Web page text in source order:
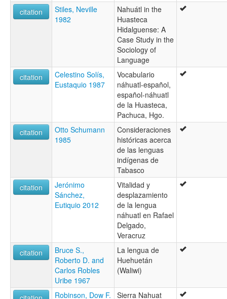
citation
Stiles, Neville
1982
Nahuátl in the
Huasteca
Hidalguense: A
Case Study in the
Sociology of
Language
citation
Celestino Solís,
Eustaquio 1987
Vocabulario
náhuatl-español,
español-náhuatl
de la Huasteca,
Pachuca, Hgo.
citation
Otto Schumann
1985
Consideraciones
históricas acerca
de las lenguas
indígenas de
Tabasco
citation
Jerónimo
Sánchez,
Eutiquio 2012
Vitalidad y
desplazamiento
de la lengua
náhuatl en Rafael
Delgado,
Veracruz
citation
Bruce S.,
Roberto D. and
Carlos Robles
Uribe 1967
La lengua de
Huehuetán
(Waliwi)
Robinson, Dow F.
Sierra Nahuat